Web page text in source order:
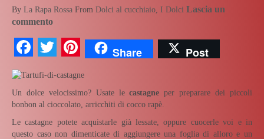
By La Rapa Rossa From Dolci al cucchiaio, I Dolci Lascia un
commento
Facebook
TwitterPinterest
Share Post
Un dolce velocissimo? Usate lecastagne per preparare dei piccoli
bonbon al cioccolato, arricchiti di cocco rapè.
Le castagne potete acquistarle già lessate, oppure cuocerle voi e in
questo caso non dimenticate di aggiungere una foglia di alloro e un